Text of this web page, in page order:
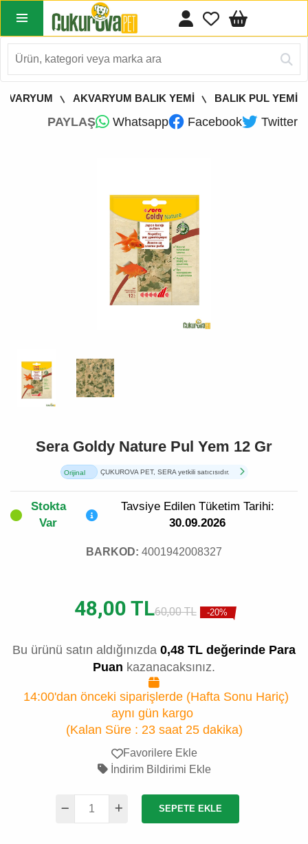
AKVARYUM BALIK YEMİ BALIK PUL YEMİ
PAYLAŞ Whatsapp Facebook Twitter
Sera Goldy Nature Pul Yem 12 Gr
Orijinal
ÇUKUROVA PET, SERA yetkili satıcısıdır.
Stokta
Var
Tavsiye Edilen Tüketim Tarihi:
30.09.2026
BARKOD: 4001942008327
48,00 TL60,00 TL -20%
Bu ürünü satın aldığınızda 0,48 TL değerinde Para
Puan kazanacaksınız.
14:00'dan önceki siparişlerde (Hafta Sonu Hariç)
aynı gün kargo
(Kalan Süre : 23 saat 25 dakika)
Favorilere Ekle
İndirim Bildirimi Ekle
SEPETE EKLE